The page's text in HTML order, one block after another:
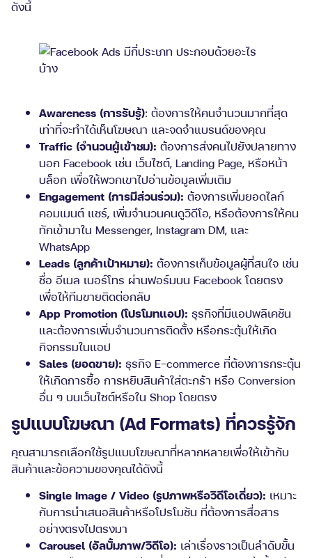
ดังนี้
Awareness (การรับรู้): ต้องการให้คนจำนวนมากที่สุด
เท่าที่จะทำได้เห็นโฆษณา และจดจำแบรนด์ของคุณ
Traffic (จำนวนผู้เข้าชม): ต้องการส่งคนไปยังปลายทาง
นอก Facebook เช่น เว็บไซต์, Landing Page, หรือหน้า
บล็อก เพื่อให้พวกเขาไปอ่านข้อมูลเพิ่มเติม
Engagement (การมีส่วนร่วม): ต้องการเพิ่มยอดไลก์
คอมเมนต์ แชร์, เพิ่มจำนวนคนดูวิดีโอ, หรือต้องการให้คน
ทักเข้ามาใน Messenger, Instagram DM, และ
WhatsApp
Leads (ลูกค้าเป้าหมาย): ต้องการเก็บข้อมูลผู้ที่สนใจ เช่น
ชื่อ อีเมล เบอร์โทร ผ่านฟอร์มบน Facebook โดยตรง
เพื่อให้ทีมขายติดต่อกลับ
App Promotion (โปรโมทแอป): ธุรกิจที่มีแอปพลิเคชัน
และต้องการเพิ่มจำนวนการติดตั้ง หรือกระตุ้นให้เกิด
กิจกรรมในแอป
Sales (ยอดขาย): ธุรกิจ E-commerce ที่ต้องการกระตุ้น
ให้เกิดการซื้อ การหยิบสินค้าใส่ตะกร้า หรือ Conversion
อื่น ๆ บนเว็บไซต์หรือใน Shop โดยตรง
รูปแบบโฆษณา (Ad Formats) ที่ควรรู้จัก
คุณสามารถเลือกใช้รูปแบบโฆษณาที่หลากหลายเพื่อให้เข้ากับ
สินค้าและข้อความของคุณได้ดังนี้
Single Image / Video (รูปภาพหรือวิดีโอเดี่ยว): เหมาะ
กับการนำเสนอสินค้าหรือโปรโมชัน ที่ต้องการสื่อสาร
อย่างตรงไปตรงมา
Carousel (อัลบั้มภาพ/วิดีโอ): เล่าเรื่องราวเป็นลำดับขั้น